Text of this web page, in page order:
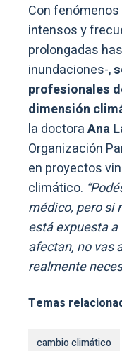
Con
intensos y
prolongadas
inundaciones-,
profesionales
dimensión
la doctoraAna
Organización
en proyectos
climático.
médico, pero si
está expuesta
afectan, no vas
realmente
Temas
cambio climático